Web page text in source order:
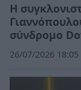
Η
σύνδρομο
26/07/2026 18:05